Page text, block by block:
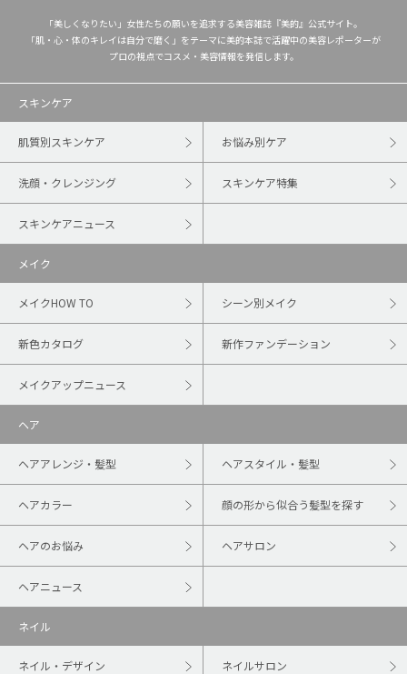
「美しくなりたい」女性たちの願いを追求する美容雑誌『美的』公式サイト。
「肌・心・体のキレイは自分で磨く」をテーマに美的本誌で活躍中の美容レポーターが
プロの視点でコスメ・美容情報を発信します。
スキンケア
肌質別スキンケア お悩み別ケア
洗顔・クレンジング スキンケア特集
スキンケアニュース
メイク
メイクHOW TO シーン別メイク
新色カタログ 新作ファンデーション
メイクアップニュース
ヘア
ヘアアレンジ・髪型 ヘアスタイル・髪型
ヘアカラー 顔の形から似合う髪型を探す
ヘアのお悩み ヘアサロン
ヘアニュース
ネイル
ネイル・デザイン ネイルサロン